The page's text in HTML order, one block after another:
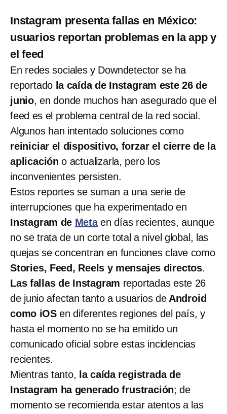
Instagram presenta fallas en México:
usuarios reportan problemas en la app y
el feed
En redes sociales y Downdetector se ha
reportado la caída de Instagram este 26 de
junio, en donde muchos han asegurado que el
feed es el problema central de la red social.
Algunos han intentado soluciones como
reiniciar el dispositivo, forzar el cierre de la
aplicación o actualizarla, pero los
inconvenientes persisten.
Estos reportes se suman a una serie de
interrupciones que ha experimentado en
Instagram de Meta en días recientes, aunque
no se trata de un corte total a nivel global, las
quejas se concentran en funciones clave como
Stories, Feed, Reels y mensajes directos.
Las fallas de Instagram reportadas este 26
de junio afectan tanto a usuarios deAndroid
como iOSen diferentes regiones del país, y
hasta el momento no se ha emitido un
comunicado oficial sobre estas incidencias
recientes.
Mientras tanto, la caída registrada de
Instagram ha generado frustración; de
momento se recomienda estar atentos a las